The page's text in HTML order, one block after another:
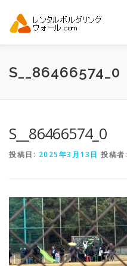
トップ 自動見積り
S__86466574_0
S__86466574_0
投稿日: 2025年3月13日 投稿者: